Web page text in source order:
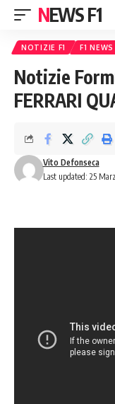
NEWS F1
NOTIZIE F1 F1 NEWS
Notizie
FERRARI
Last updated: 25
Vito Defonseca